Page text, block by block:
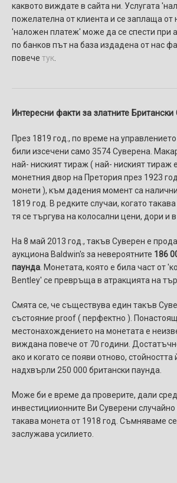
каквото виждате в сайта ни. Услугaтa
пожелателнa от клиента и се заплаща от
'наложен платеж' може да се спести при
по банков път на база издадена от нас
повече тук
Интересни факти за златните Британски
През 1819 год., по време на
били изсечени само 3574 Суверена.
най- ниският тираж ( най- ниският тираж
монетния двор на Претория през 1923
монети ), към дадения момент са
1819 год. В редките случаи, когато
тя се търгува на колосални цени, дори и
На 8 май 2013 год., такъв Суверен е
аукциона Baldwin's за невероятните 186
паунда . Монетата, която е била част от
Bentley' се превръща в атракцията на
Смята се, че съществува един такъв
състояние proof ( перфектно ).
местонахождението на монетата е
виждана повече от 70 години.
ако и когато се появи отново,
надхвърли 250 000 британски паунда.
Може би е време да проверите, дали сред
инвестициионните Ви Суверени
такава монета от 1918 год. Съмняваме
заслужава усилието.